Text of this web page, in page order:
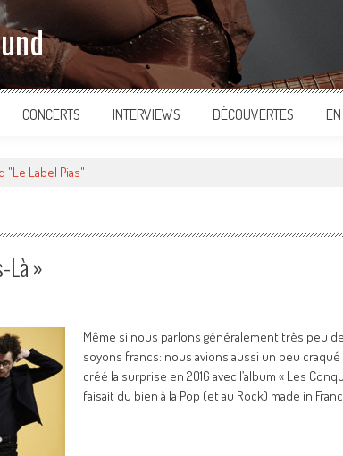
CONCERTS INTERVIEWS DÉCOUVERTES
"Le Label Pias"
Là »
Même si nous parlons généralement très peu
soyons francs: nous avions aussi un peu craqué
créé la surprise en 2016 avec l’album « Les
faisait du bien à la Pop (et au Rock) made in